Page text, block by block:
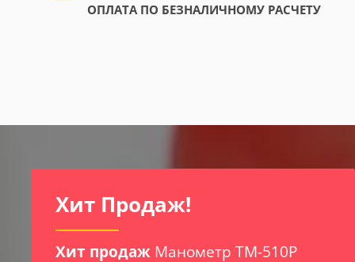
ОПЛАТА ПО БЕЗНАЛИЧНОМУ РАСЧЕТУ
Хит Продаж!
Хит продаж Манометр ТМ-510Р